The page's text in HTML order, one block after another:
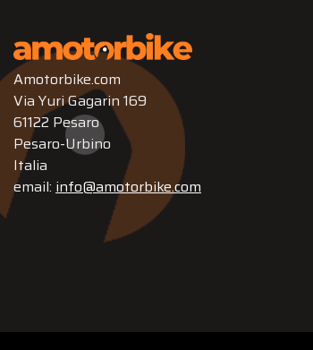
Amotorbike.com
Via Yuri Gagarin 169
61122 Pesaro
Pesaro-Urbino
Italia
email: info@amotorbike.com